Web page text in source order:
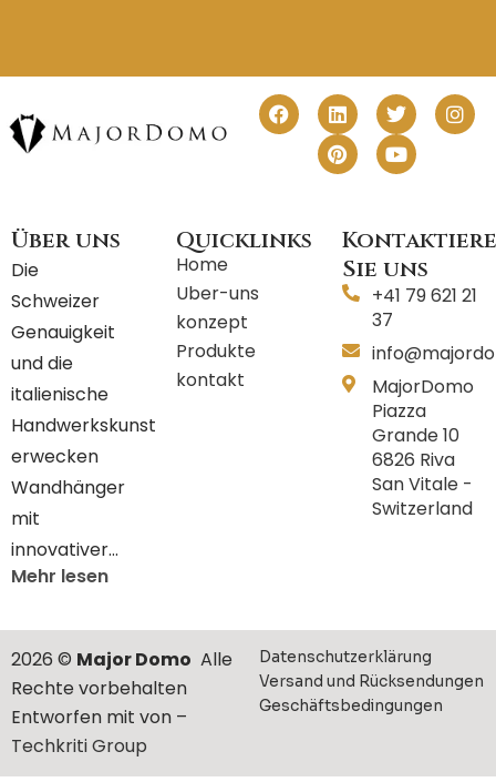
F
a
c
k
L
i
n
k
e
n
T
w
i
t
t
I
n
s
a
P
i
n
t
e
s
t
Y
o
u
t
u
Über uns
Die
Schweizer
Genauigkeit
und die
italienische
Handwerkskunst
erwecken
Wandhänger
mit
innovativer…
Mehr lesen
Quicklinks
Home
Uber-uns
konzept
Produkte
kontakt
Sie uns
+41 79 621 21
37
MajorDomo
Piazza
Grande 10
6826 Riva
San Vitale -
Switzerland
2026 © Major Domo Alle
Rechte vorbehalten
Entworfen mit von –
Techkriti Group
Datenschutzerklärung
Versand und Rücksendungen
Geschäftsbedingungen